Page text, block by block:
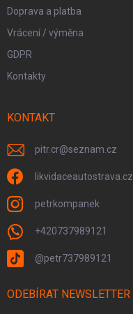
Doprava a platba
Vrácení / výměna
GDPR
Kontakty
KONTAKT
pitr.cr@seznam.cz
likvidaceautostrava.cz
petrkompanek
+420737989121
@petr737989121
ODEBÍRAT NEWSLETTER